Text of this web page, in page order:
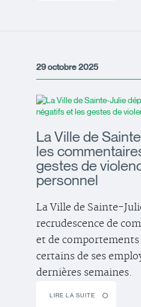
29 octobre 2025
La Ville de
les
gestes de
personnel
La Ville de Sainte-
recrudescence de
et de
certains de ses
dernières semaines.
LIRE LA SUITE